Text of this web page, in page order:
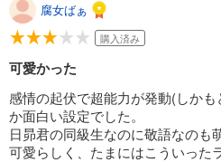
腐女ばぁ
購入済み
可愛かった
感情の起伏で超能力が発動(しか
か面白い設定でした。
日昴君の同級生なのに敬語なのも
可愛らしく、たまにはこういった